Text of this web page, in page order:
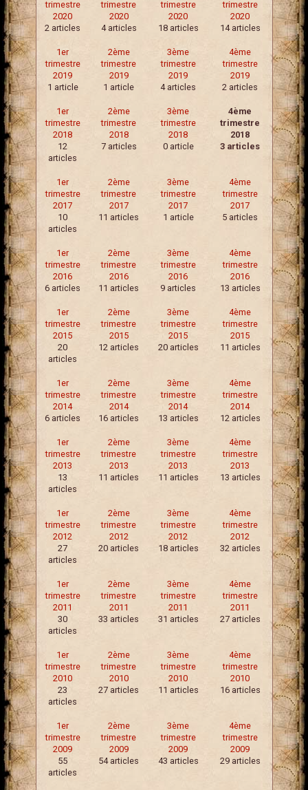
trimestre
2020
2 articles
trimestre
2020
4 articles
trimestre
2020
18 articles
trimestre
2020
14 articles
1er
trimestre
2019
1 article
2ème
trimestre
2019
1 article
3ème
trimestre
2019
4 articles
4ème
trimestre
2019
2 articles
1er
trimestre
2018
12
articles
2ème
trimestre
2018
7 articles
3ème
trimestre
2018
0 article
4ème
trimestre
2018
3 articles
1er
trimestre
2017
10
articles
2ème
trimestre
2017
11 articles
3ème
trimestre
2017
1 article
4ème
trimestre
2017
5 articles
1er
trimestre
2016
6 articles
2ème
trimestre
2016
11 articles
3ème
trimestre
2016
9 articles
4ème
trimestre
2016
13 articles
1er
trimestre
2015
20
articles
2ème
trimestre
2015
12 articles
3ème
trimestre
2015
20 articles
4ème
trimestre
2015
11 articles
1er
trimestre
2014
6 articles
2ème
trimestre
2014
16 articles
3ème
trimestre
2014
13 articles
4ème
trimestre
2014
12 articles
1er
trimestre
2013
13
articles
2ème
trimestre
2013
11 articles
3ème
trimestre
2013
11 articles
4ème
trimestre
2013
13 articles
1er
trimestre
2012
27
articles
2ème
trimestre
2012
20 articles
3ème
trimestre
2012
18 articles
4ème
trimestre
2012
32 articles
1er
trimestre
2011
30
articles
2ème
trimestre
2011
33 articles
3ème
trimestre
2011
31 articles
4ème
trimestre
2011
27 articles
1er
trimestre
2010
23
articles
2ème
trimestre
2010
27 articles
3ème
trimestre
2010
11 articles
4ème
trimestre
2010
16 articles
1er
trimestre
2009
55
articles
2ème
trimestre
2009
54 articles
3ème
trimestre
2009
43 articles
4ème
trimestre
2009
29 articles